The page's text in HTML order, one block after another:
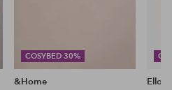
COSYBED 30%
&Home
Ellos